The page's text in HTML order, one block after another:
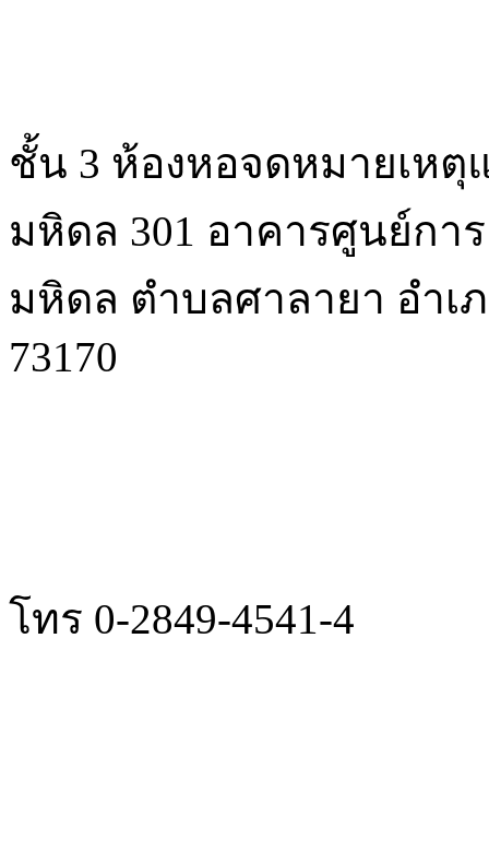
ชั้น 3 ห้องหอจดหมายเห
มหิดล 301 อาคารศูนย์กา
มหิดล ตําบลศาลายา อํา
73170
โทร 0-2849-4541-4